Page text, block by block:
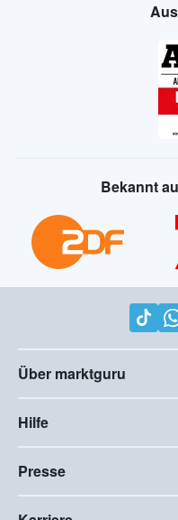
Bekannt
Über marktguru
Hilfe
Presse